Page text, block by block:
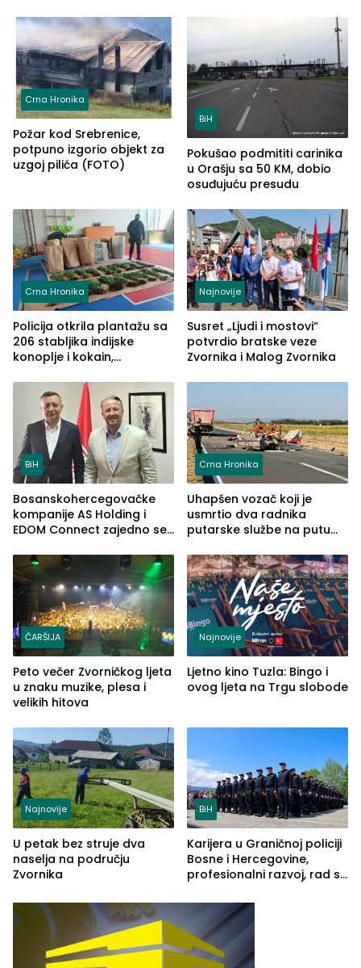
Crna Hronika
Požar kod Srebrenice,
potpuno izgorio objekt za
uzgoj pilića (FOTO)
BiH
Pokušao podmititi carinika
u Orašju sa 50 KM, dobio
osuđujuću presudu
Crna Hronika
Policija otkrila plantažu sa
206 stabljika indijske
konoplje i kokain,
(FOTO)
Najnovije
Susret „Ljudi i mostovi“
potvrdio bratske veze
Zvornika i Malog Zvornika
BiH
Bosanskohercegovačke
kompanije AS Holding i
EDOM Connect zajedno se
Crna Hronika
Uhapšen vozač koji je
usmrtio dva radnika
putarske službe na putu
(FOTO)
ČARŠIJA
Peto večer Zvorničkog ljeta
u znaku muzike, plesa i
velikih hitova
Najnovije
Ljetno kino Tuzla: Bingo i
ovog ljeta na Trgu slobode
Najnovije
U petak bez struje dva
naselja na području
Zvornika
BiH
Karijera u Graničnoj policiji
Bosne i Hercegovine,
profesionalni razvoj, rad sa
služba građanima